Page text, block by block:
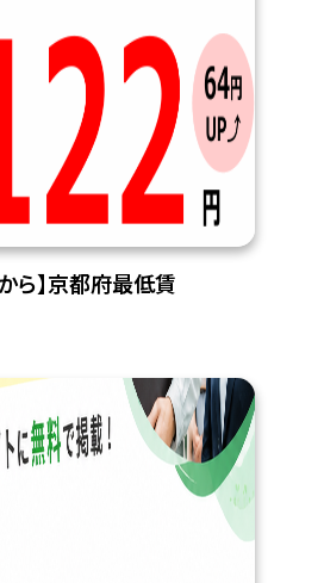
ら】京都府最低賃